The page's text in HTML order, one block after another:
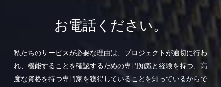
お電話ください。
私たちのサービスが必要な理由は、プロジェクトが適切に行わ
れ、機能することを確認するための専門知識と経験を持つ、高
度な資格を持つ専門家を獲得していることを知っているからで